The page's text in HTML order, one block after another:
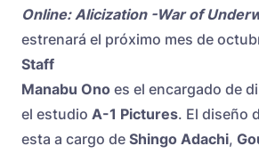
Online: Alicization -War of
estrenará el próximo mes de
Staff
Manabu Ono es el encargado de
el estudio A-1 Pictures. El diseño
esta a cargo de Shingo Adachi,